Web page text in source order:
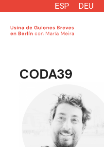
contenido
ESP DEU
CODA39